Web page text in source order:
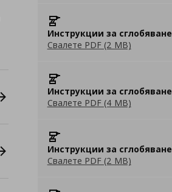
Инструкции за сглобяване
Свалете PDF (2 MB)
Инструкции за сглобяване
Свалете PDF (4 MB)
Инструкции за сглобяване
Свалете PDF (2 MB)